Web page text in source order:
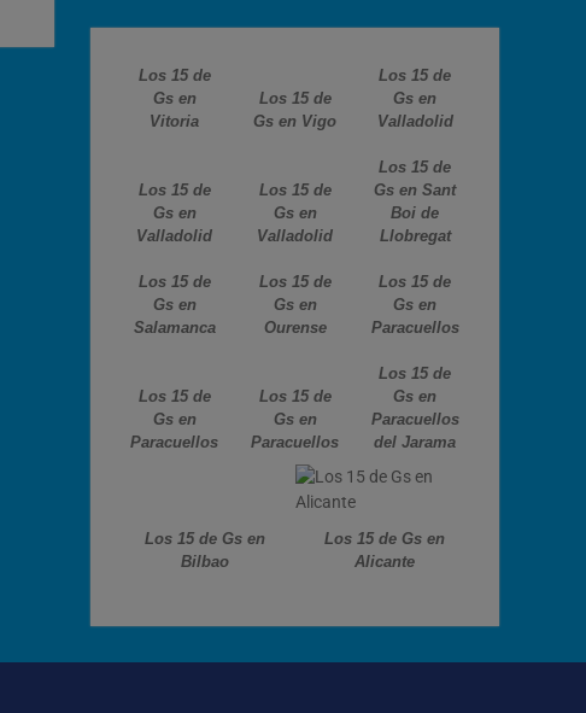
Los 15 de
Gs en
Vitoria
Los 15 de
Gs en Vigo
Los 15 de
Gs en
Valladolid
Los 15 de
Gs en
Valladolid
Los 15 de
Gs en
Valladolid
Los 15 de
Gs en Sant
Boi de
Llobregat
Los 15 de
Gs en
Salamanca
Los 15 de
Gs en
Ourense
Los 15 de
Gs en
Paracuellos
Los 15 de
Gs en
Paracuellos
Los 15 de
Gs en
Paracuellos
Los 15 de
Gs en
Paracuellos
del Jarama
Los 15 de Gs en
Bilbao
Los 15 de Gs en
Alicante